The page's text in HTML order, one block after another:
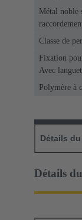
Métal noble
Classe de
Fixation
Avec
Polymère à
Détails
Détails